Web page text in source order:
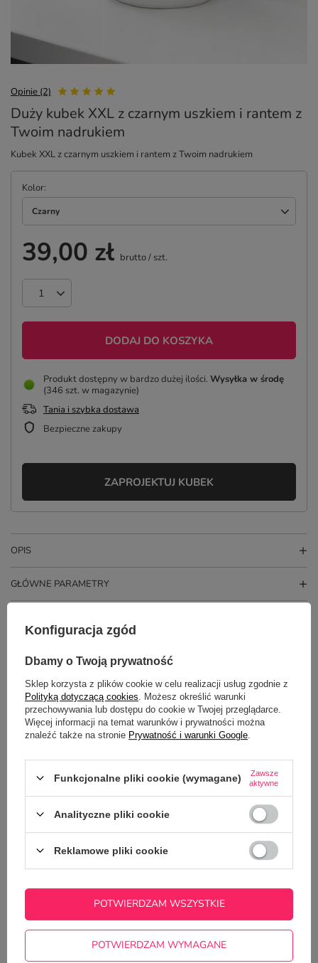
Opinie (2)
Duży kubek XXL z czarnym uszkiem i rantem z
Twoim nadrukiem
Kubek XXL z czarnym uszkiem i rantem z Twoim nadrukiem
Kolor
Czarny
39,00 zł brutto/ szt.
DODAJ DO KOSZYKA
Produkt dostępny w bardzo dużej ilości Wysyłka w środę
(346 szt. w magazynie)
Tania i szybka dostawa
Bezpieczne zakupy
ZAPROJEKTUJ KUBEK
OPIS
GŁÓWNE PARAMETRY
PYTANIA INNYCH KLIENTÓW
Czy na kubku zmieszczą się dwa zdjęcia?
Potrzebujesz pomocy? Masz pytania?
Zadaj pytanie a my odpowiemy
odpowiedzi publikując dla innych.
ZADAJ PYTANIE
Konfiguracja zgód
Dbamy o Twoją prywatność
Sklep korzysta z plików cookie w celu realizacji usług zgodnie z
Polityką dotyczącą cookies . Możesz określić warunki
przechowywania lub dostępu do cookie w Twojej przeglądarce.
Więcej informacji na temat warunków i prywatności można
znaleźć także na stronie Prywatność i warunki Google
Funkcjonalne pliki cookie (wymagane)
Zawsze
aktywne
Analityczne pliki cookie
Reklamowe pliki cookie
POTWIERDZAM WYMAGANE
POTWIERDZAM WSZYSTKIE